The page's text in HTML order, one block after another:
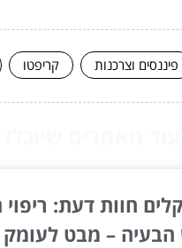
פיננסים וצרכנות קריפטו
חוות דעת:
הבעיה – מבט